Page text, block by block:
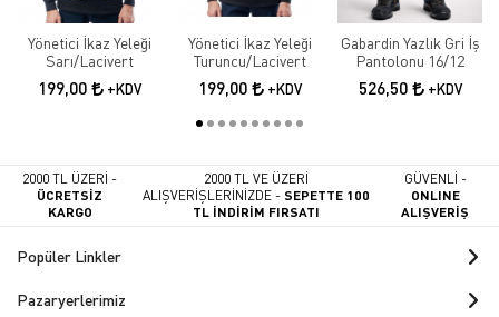
Yönetici İkaz Yeleği
Sarı/Lacivert
199,00 +KDV
Yönetici İkaz Yeleği
Turuncu/Lacivert
199,00 +KDV
Gabardin Yazlık Gri İş
Pantolonu 16/12
526,50 +KDV
2000 TL ÜZERİ -
ÜCRETSİZ
KARGO
2000 TL VE ÜZERİ
ALIŞVERİŞLERİNİZDE -SEPETTE 100
TL İNDİRİM FIRSATI
GÜVENLİ -
ONLINE
ALIŞVERİŞ
Popüler Linkler
Pazaryerlerimiz